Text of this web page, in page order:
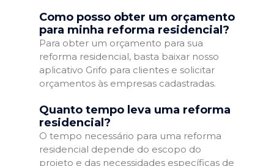
Como posso obter um orçamento
para minha reforma residencial?
Para obter um orçamento para sua
reforma residencial, basta baixar nosso
aplicativo Grifo para clientes e solicitar
orçamentos às empresas cadastradas.
Quanto tempo leva uma reforma
residencial?
O tempo necessário para uma reforma
residencial depende do escopo do
projeto e das necessidades específicas de